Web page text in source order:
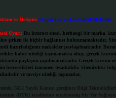
ve İletişim: Skype: live:.cid.575569c608265c69
Uyarı: Bu internet sitesi, herhangi bir marka,
şirketi ile hiçbir bağlantısı bulunmamaktadır.
hazırladığımız makaleler paylaşılmaktadır.
haber niteliği taşımamakta olup, gerçek
paylaşım yapılmamaktadır. Gerçek kurum
benzerlikleri tamamen tesadüfidir. Sitemizdeki
ve tavsiye niteliği taşımazlar.
5651 Sayılı Kanun gereğince Bilgi
(BTK) tarafından onaylanmış bir Yer